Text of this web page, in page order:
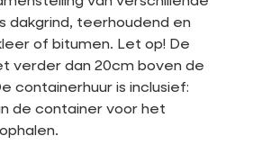
dakgrind, teerhoudend en
of bitumen. Let op! De
verder dan 20cm boven de
containerhuur is inclusief:
de container voor het